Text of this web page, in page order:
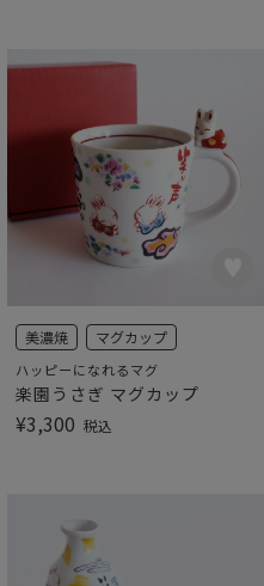
美濃焼 マグカップ
ハッピーになれるマグ
楽園うさぎ マグカップ
¥3,300 税込